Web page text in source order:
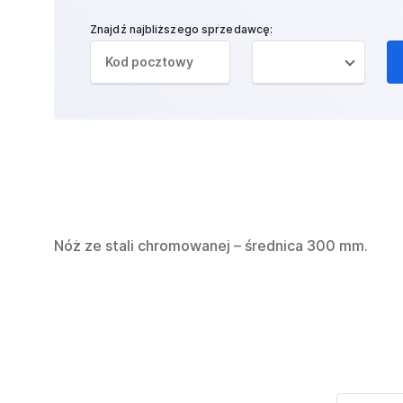
Znajdź najbliższego sprzedawcę:
Nóż ze stali chromowanej – średnica 300 mm.